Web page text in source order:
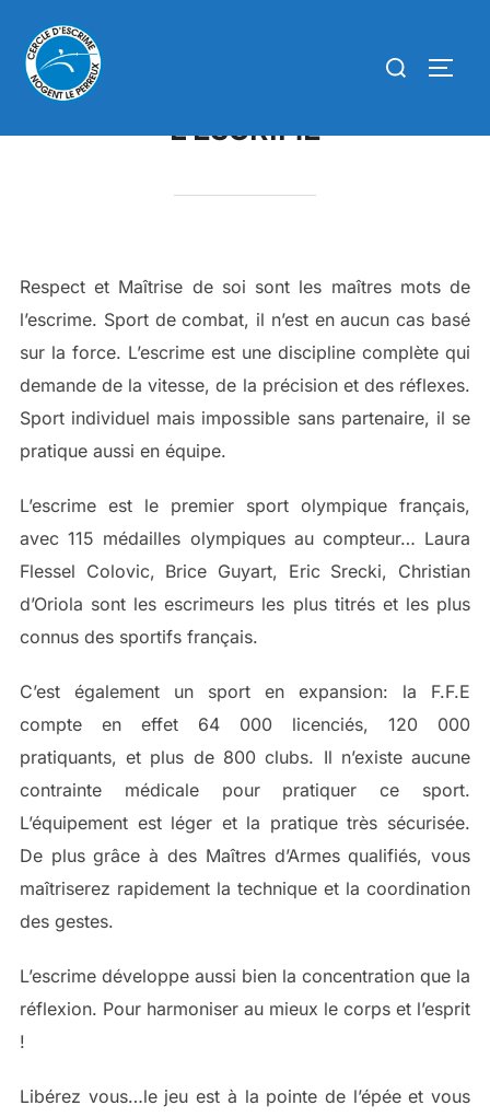
contenu
Rechercher :
L’ESCRIME
Respect et Maîtrise de soi sont les maîtres mots de
l’escrime. Sport de combat, il n’est en aucun cas basé
sur la force. L’escrime est une discipline complète qui
demande de la vitesse, de la précision et des réflexes.
Sport individuel mais impossible sans partenaire, il se
pratique aussi en équipe.
L’escrime est le premier sport olympique français,
avec 115 médailles olympiques au compteur… Laura
Flessel Colovic, Brice Guyart, Eric Srecki, Christian
d’Oriola sont les escrimeurs les plus titrés et les plus
connus des sportifs français.
C’est également un sport en expansion: la F.F.E
compte en effet 64 000 licenciés, 120 000
pratiquants, et plus de 800 clubs. Il n’existe aucune
contrainte médicale pour pratiquer ce sport.
L’équipement est léger et la pratique très sécurisée.
De plus grâce à des Maîtres d’Armes qualifiés, vous
maîtriserez rapidement la technique et la coordination
des gestes.
L’escrime développe aussi bien la concentration que la
réflexion. Pour harmoniser au mieux le corps et l’esprit
!
Libérez vous…le jeu est à la pointe de l’épée et vous